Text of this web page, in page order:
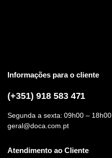
Informações para o cliente
(+351) 918 583 471
Segunda a sexta: 09h00 – 18h00
geral@doca.com.pt
Atendimento ao Cliente